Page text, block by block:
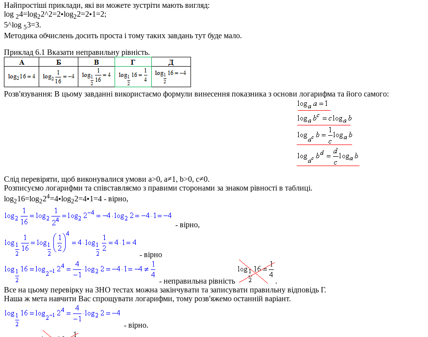
Найпростіші приклади, які ви можете зустріти мають вигляд:
log 24=log22^2=2•log22=2•1=2;
5^log 53=3.
Методика обчислень досить проста і тому таких завдань тут буде мало.
Приклад 6.1 Вказати неправильну рівність.
Розв'язування: В цьому завданні використаємо формули винесення показника з основи логарифма та його самого:
Слід перевіряти, щоб виконувалися умови a>0, a≠1, b>0, c≠0.
Розписуємо логарифми та співставляємо з правими сторонами за знаком рівності в таблиці.
log216=log224=4•log22=4•1=4 - вірно,
- вірно,
- вірно
- неправильна рівність
.
Все на цьому перевірку на ЗНО тестах можна закінчувати та записувати правильну відповідь Г.
Наша ж мета навчити Вас спрощувати логарифми, тому розв'яжемо останній варіант.
- вірно.